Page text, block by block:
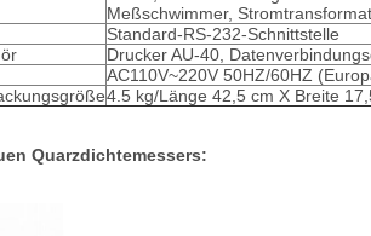
Meßschwimmer,
Standard-RS-232-Schnittstelle
Drucker AU-40,
AC110V~220V 50HZ/60HZ
4.5 kg/Länge 42,5 cm X Breite
Quarzdichtemessers: